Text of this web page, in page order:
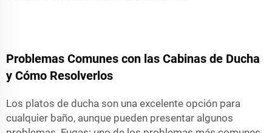
Problemas Comunes con las Cabinas de Ducha
y Cómo Resolverlos
Los platos de ducha son una excelente opción para
cualquier baño, aunque pueden presentar algunos